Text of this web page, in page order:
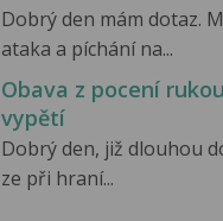
Dobrý den mám dotaz.
ataka a píchání na...
Obava z pocení
vypětí
Dobrý den, již dlouhou
ze při hraní...